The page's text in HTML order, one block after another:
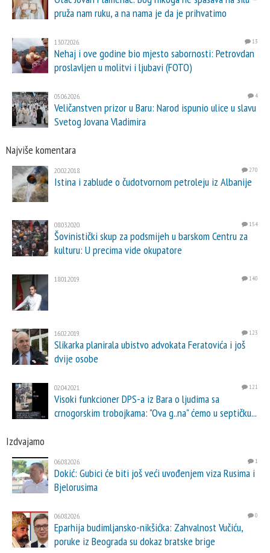
pruža nam ruku, a na nama je da je prihvatimo
13.07.2026. 13
Nehaj i ove godine bio mjesto sabornosti: Petrovdan
proslavljen u molitvi i ljubavi (FOTO)
05.06.2026. 4
Veličanstven prizor u Baru: Narod ispunio ulice u slavu
Svetog Jovana Vladimira
Najviše komentara
20.02.2018. 270
Istina i zablude o čudotvornom petroleju iz Albanije
08.03.2020. 154
Šovinistički skup za podsmijeh u barskom Centru za
kulturu: U precima vide okupatore
18.01.2019. 140
16.02.2019. 123
Slikarka planirala ubistvo advokata Feratovića i još
dvije osobe
02.04.2021. 121
Visoki funkcioner DPS-a iz Bara o ljudima sa
crnogorskim trobojkama: "Ova g..na" ćemo u septičku...
Izdvajamo
06.08.2026. 1
Dokić: Gubici će biti još veći uvođenjem viza Rusima i
Bjelorusima
06.08.2026. 0
Eparhija budimljansko-nikšićka: Zahvalnost Vučiću,
poruke iz Beograda su dokaz bratske brige